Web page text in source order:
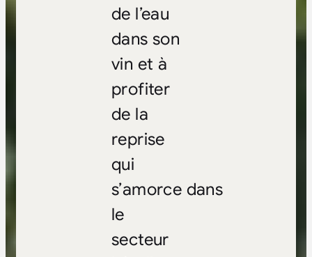
de l’eau
dans son
vin et à
profiter
de la
reprise
qui
s’amorce dans
le
secteur